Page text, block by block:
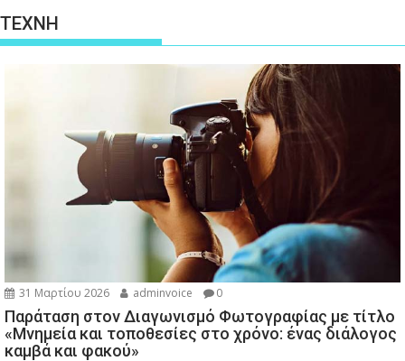
ΤΕΧΝΗ
31 Μαρτίου 2026 adminvoice 0
Παράταση στον Διαγωνισμό Φωτογραφίας με τίτλο
«Μνημεία και τοποθεσίες στο χρόνο: ένας διάλογος
καμβά και φακού»